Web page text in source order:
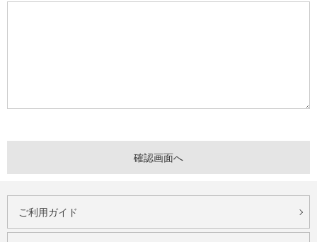
ご利用ガイド